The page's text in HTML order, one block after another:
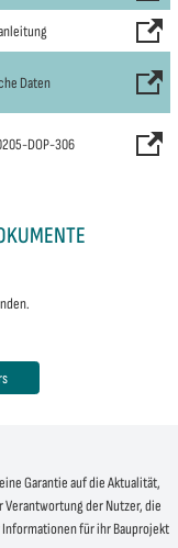
Daten
DOP-306
Garantie auf die Aktualität,
der Nutzer, die
für ihr Bauprojekt